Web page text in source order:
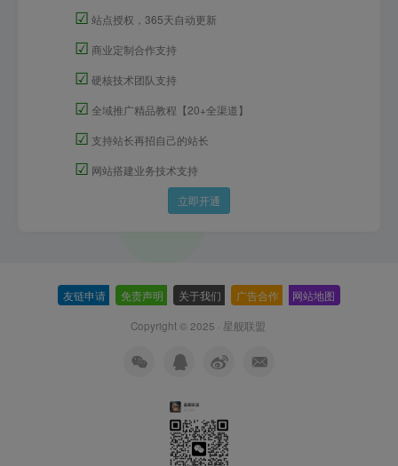
☑ 站点授权，365天自动更新
☑ 商业定制合作支持
☑ 硬核技术团队支持
☑ 全域推广精品教程【20+全渠道】
☑ 支持站长再招自己的站长
☑ 网站搭建业务技术支持
立即开通
友链申请 免责声明 关于我们 广告合作 网站地图
Copyright © 2025 · 星舰联盟